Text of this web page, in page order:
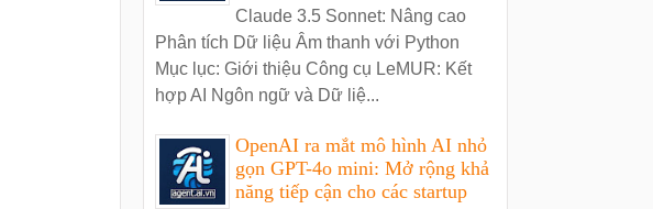
Claude 3.5 Sonnet: Nâng cao
Phân tích Dữ liệu Âm thanh với Python
Mục lục: Giới thiệu Công cụ LeMUR: Kết
hợp AI Ngôn ngữ và Dữ liệ...
OpenAI ra mắt mô hình AI nhỏ
gọn GPT-4o mini: Mở rộng khả
năng tiếp cận cho các startup